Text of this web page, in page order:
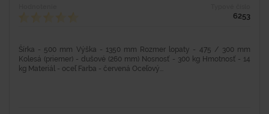
6253
Šírka - 500 mm Výška - 1350 mm Rozmer lopaty - 475 / 300 mm
Kolesá (priemer) - dušové (260 mm) Nosnosť - 300 kg Hmotnosť - 14
kg Materiál - oceľ Farba - červená Oceľový...